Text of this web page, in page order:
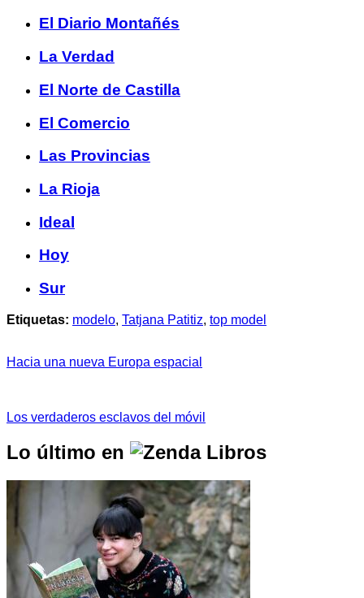
El Diario Montañés
La Verdad
El Norte de Castilla
El Comercio
Las Provincias
La Rioja
Ideal
Hoy
Sur
Etiquetas: modelo, Tatjana Patitiz, top model
Hacia una nueva Europa espacial
Los verdaderos esclavos del móvil
Lo último en